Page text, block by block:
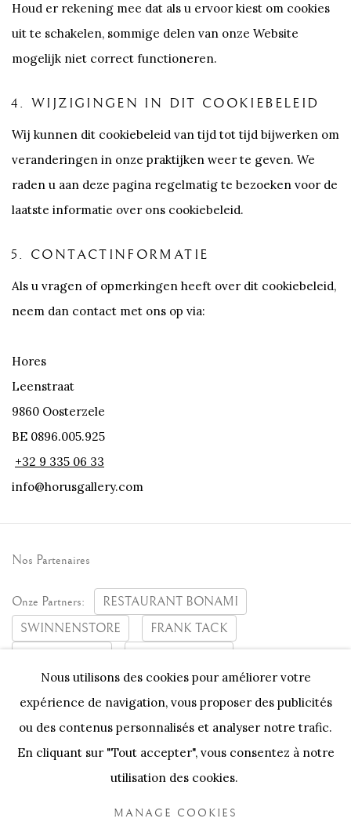
Houd er rekening mee dat als u ervoor kiest om cookies
uit te schakelen, sommige delen van onze Website
mogelijk niet correct functioneren.
4. WIJZIGINGEN IN DIT COOKIEBELEID
Wij kunnen dit cookiebeleid van tijd tot tijd bijwerken om
veranderingen in onze praktijken weer te geven. We
raden u aan deze pagina regelmatig te bezoeken voor de
laatste informatie over ons cookiebeleid.
5. CONTACTINFORMATIE
Als u vragen of opmerkingen heeft over dit cookiebeleid,
neem dan contact met ons op via:
Hores
Leenstraat
9860 Oosterzele
BE 0896.005.925
+32 9 335 06 33
info@horusgallery.com
Nos Partenaires
Onze Partners:
RESTAURANT BONAMI
SWINNENSTORE
FRANK TACK
CASTEELKEN
JUWELIER VANHOUTTEGHEM
COOKIE POLICY
Nous utilisons des cookies pour améliorer votre
expérience de navigation, vous proposer des publicités
ou des contenus personnalisés et analyser notre trafic.
En cliquant sur "Tout accepter", vous consentez à notre
utilisation des cookies.
MANAGE COOKIES